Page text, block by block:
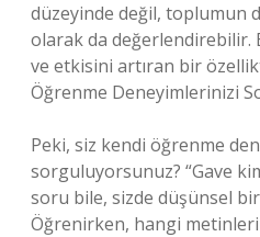
düzeyinde değil, toplumun
olarak da değerlendirebilir.
ve etkisini artıran bir
Öğrenme Deneyimlerinizi
Peki, siz kendi öğrenme
sorguluyorsunuz? “Gave
soru bile, sizde düşünsel
Öğrenirken, hangi